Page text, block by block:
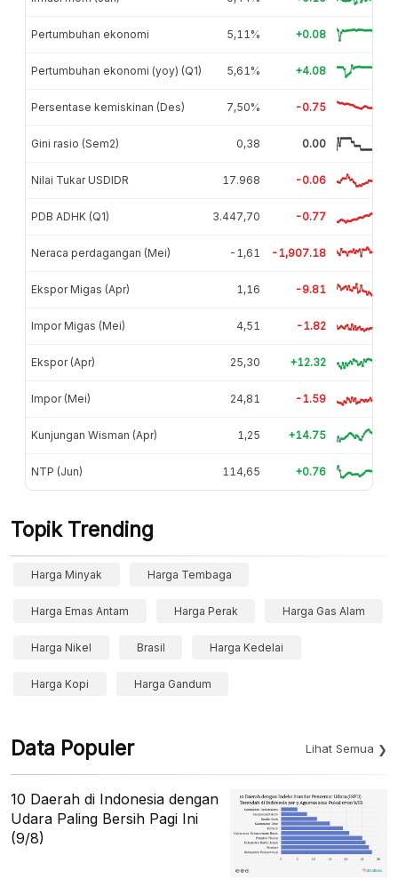
Pertumbuhan ekonomi 5,11% +0.08
Pertumbuhan ekonomi (yoy) (Q1) 5,61% +4.08
Persentase kemiskinan (Des) 7,50% -0.75
Gini rasio (Sem2) 0,38 0.00
Nilai Tukar USDIDR 17.968 -0.06
PDB ADHK (Q1) 3.447,70 -0.77
Neraca perdagangan (Mei) -1,61 -1,907.18
Ekspor Migas (Apr) 1,16 -9.81
Impor Migas (Mei) 4,51 -1.82
Ekspor (Apr) 25,30 +12.32
Impor (Mei) 24,81 -1.59
Kunjungan Wisman (Apr) 1,25 +14.75
NTP (Jun) 114,65 +0.76
Topik Trending
Harga Minyak Harga Tembaga
Harga Emas Antam Harga Perak Harga Gas Alam
Harga Nikel Brasil Harga Kedelai
Harga Kopi Harga Gandum
Data Populer Lihat Semua
10 Daerah di Indonesia dengan
Udara Paling Bersih Pagi Ini
(9/8)